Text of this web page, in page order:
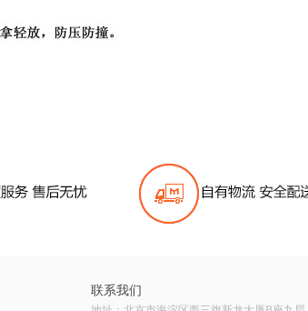
联系我们